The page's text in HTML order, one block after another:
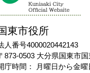
東市役所
人番号4000020442143
873-0503 大分県国東市
庁時間：
月曜日から金曜